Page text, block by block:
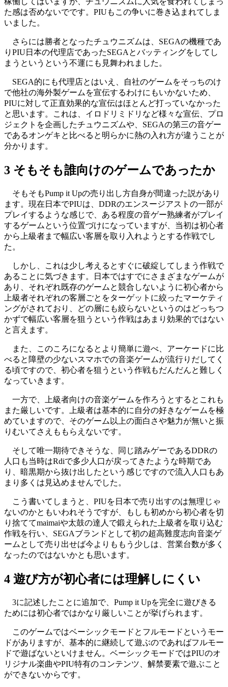
た感は否めないでです。PIUもこの争いに巻き込まれてしま
いました。
さらには勝者となったチュウニズムは、SEGAの機種であ
りPIU日本の代理店であったSEGAとバッティングをしてし
まうというという不運にも見舞われました。
SEGA的にも代理店とはいえ、自社のゲームをそっちのけ
で他社の海外製ゲームを宣伝するわけにもいかないため、
PIUに対して正直効果的な宣伝はほとんど打っていなかった
と思います。これは、イロドリミドリなど様々な宣伝、プロ
ジェクトを企画したチュウニズムや、SEGAの第三の音ゲー
であるオンゲキと比べると明らかに熱の入れ方が違うことが
分かります。
3 そもそも誰向けのゲームであったか
そもそもPump it Upの売り出し方自身が間違った説があり
ます。現在日本でPIUは、DDRのエンスージアストの一部が
プレイするような感じで、ある程度の音ゲー熟練者がプレイ
するゲームという位置づけになっていますが、当初は初心者
から上級者まで幅広い客層を取り入れようとする作戦でし
た。
しかし、これは少し考えるとすぐに破綻してしまう作戦で
あることに気づきます。日本ではすでにさまざまなゲームが
あり、それぞれ既存のゲームと競合しないように初心者から
上級者それぞれの客層ごとをターゲットに絞ったマーケティ
ングがされており、どの層にも絞らないというのはどっちつ
かずで幅広い客層を狙うという作戦はあまり効果的ではない
と言えます。
また、このころになるとより簡単に遊べ、アーケードに比
べると障壁の少ないスマホでの音楽ゲームが流行りだしてく
る頃ですので、初心者を狙うという作戦もだんだんと難しく
なっていきます。
一方で、上級者向けの音楽ゲームを作ろうとするとこれも
また厳しいです。上級者は基本的に自分の好きなゲームを極
めていますので、そのゲーム以上の面白さや魅力が無いと振
りむいてさえももらえないです。
そして唯一期待できそうな、同じ踏みゲーであるDDRの
人口も当時はRdiで多少人口が戻ってきたような時期であ
り、暗黒期から抜け出したという感じですので流入人口もあ
まり多くは見込めませんでした。
こう書いてしまうと、PIUを日本で売り出すのは無理じゃ
ないのかともいわれそうですが、もしも初めから初心者を切
り捨ててmaimaiや太鼓の達人で鍛えられた上級者を取り込む
作戦を行い、SEGAブランドとして初の超高難度志向音楽ゲ
ームとして売り出せば今よりももう少しは、営業台数が多く
なったのではないかとも思います。
4 遊び方が初心者には理解しにくい
3に記述したことに追加で、Pump it Upを完全に遊びきる
ためには初心者ではかなり厳しいことが挙げられます。
このゲームではベーシックモードとフルモードというモー
ドがありますが、基本的に継続して遊ぶのであればフルモー
ドで遊ばないといけません。ベーシックモードではPIUのオ
リジナル楽曲やPIU特有のコンテンツ、解禁要素で遊ぶこと
ができないからです。